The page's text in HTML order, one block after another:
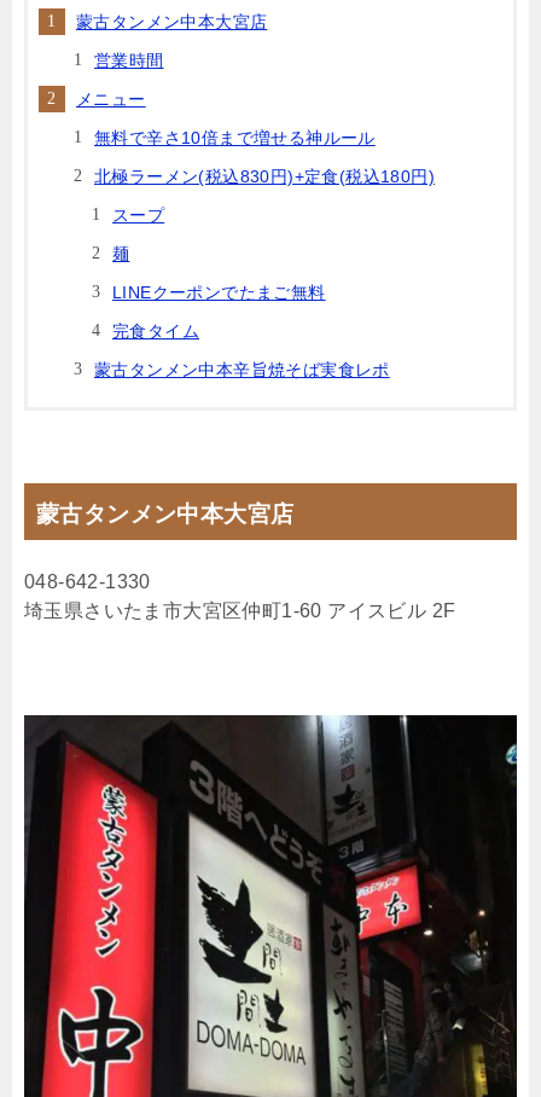
蒙古タンメン中本大宮店
営業時間
メニュー
無料で辛さ10倍まで増せる神ルール
北極ラーメン(税込830円)+定食(税込180円)
スープ
麺
LINEクーポンでたまご無料
完食タイム
蒙古タンメン中本辛旨焼そば実食レポ
蒙古タンメン中本大宮店
048-642-1330
埼玉県さいたま市大宮区仲町1-60 アイスビル 2F